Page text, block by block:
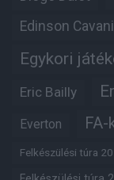
Edinson Cavani
Egykori
Eric Bailly
Everton FA-
Felkészülési túra